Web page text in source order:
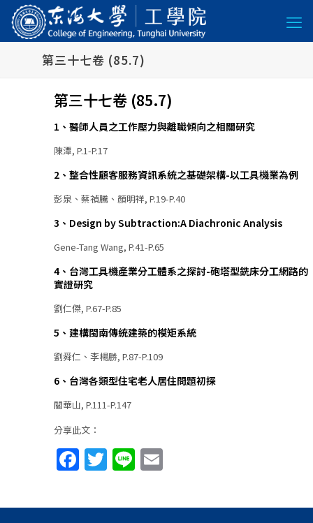
第三十七卷 (85.7)
第三十七卷 (85.7)
1、醫師人員之工作壓力與離職傾向之相關研究
陳潭, P.1-P.17
2、整合性顧客服務資訊系統之基礎架構-以工具機業為例
彭泉、蔡禎騰、顏明祥, P.19-P.40
3、Design by Subtraction:A Diachronic Analysis
Gene-Tang Wang, P.41-P.65
4、台灣工具機產業分工體系之探討-砲塔型銑床分工網路的
實證研究
劉仁傑, P.67-P.85
5、建構閩南傳統建築的模矩系統
劉舜仁、李楊勝, P.87-P.109
6、台灣各類型住宅老人居住問題初探
關華山, P.111-P.147
分享此文：
Facebook
Twitter
LineEmail